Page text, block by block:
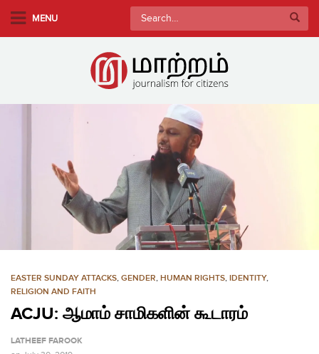
MENU
Search
for:
EASTER SUNDAY ATTACKS, GENDER, HUMAN RIGHTS, IDENTITY,
RELIGION AND FAITH
ACJU: ஆமாம் சாமிகளின் கூடாரம்
LATHEEF FAROOK